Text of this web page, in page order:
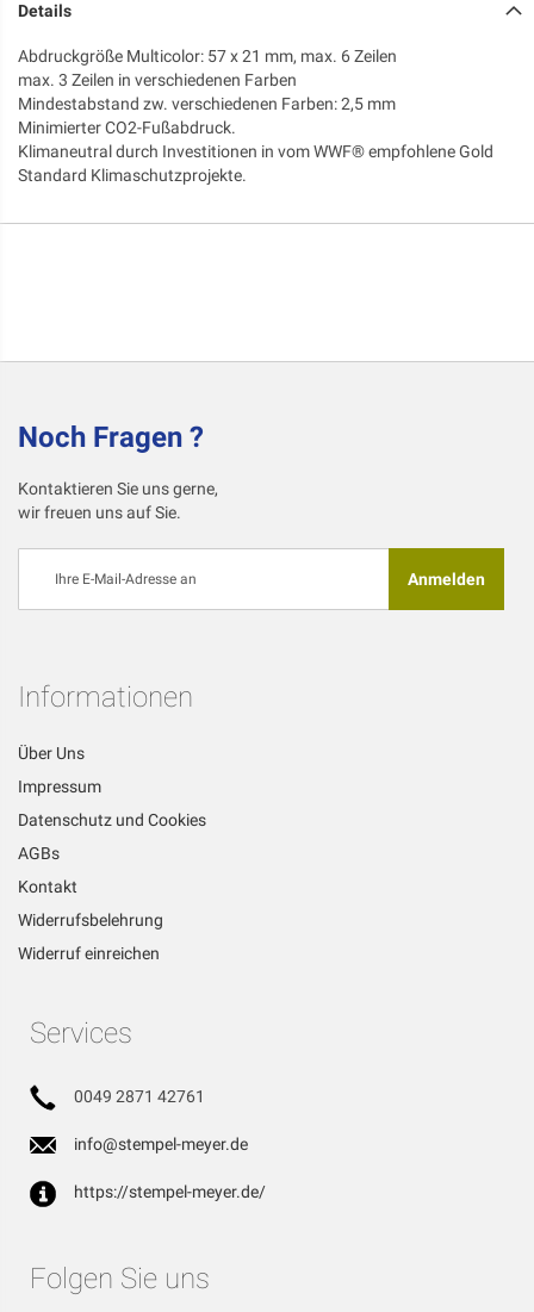
Details
Abdruckgröße Multicolor: 57 x 21 mm, max. 6 Zeilen
max. 3 Zeilen in verschiedenen Farben
Mindestabstand zw. verschiedenen Farben: 2,5 mm
Minimierter CO2-Fußabdruck.
Klimaneutral durch Investitionen in vom WWF® empfohlene Gold
Standard Klimaschutzprojekte.
Noch Fragen ?
Kontaktieren Sie uns gerne,
wir freuen uns auf Sie.
sich
an:
Anmelden
Informationen
Über Uns
Impressum
Datenschutz und Cookies
AGBs
Kontakt
Widerrufsbelehrung
Widerruf einreichen
Services
0049 2871 42761
info@stempel-meyer.de
https://stempel-meyer.de/
Folgen Sie uns